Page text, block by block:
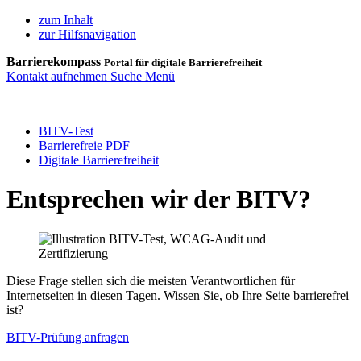
zum Inhalt
zur Hilfsnavigation
Barrierekompass Portal für digitale Barrierefreiheit
Kontakt aufnehmen Suche Menü
BITV-Test
Barrierefreie PDF
Digitale Barrierefreiheit
Entsprechen wir der BITV?
Diese Frage stellen sich die meisten Verantwortlichen für
Internetseiten in diesen Tagen. Wissen Sie, ob Ihre Seite barrierefrei
ist?
BITV-Prüfung anfragen